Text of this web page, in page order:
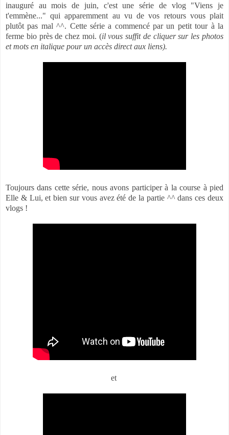
inauguré au mois de juin, c'est une série de vlog "Viens je
t'emmène..." qui apparemment au vu de vos retours vous plait
plutôt pas mal ^^. Cette série a commencé par un petit tour à la
ferme bio près de chez moi. (il vous suffit de cliquer sur les photos
et mots en italique pour un accès direct aux liens).
Toujours dans cette série, nous avons participer à la course à pied
Elle & Lui, et bien sur vous avez été de la partie ^^ dans ces deux
vlogs !
et